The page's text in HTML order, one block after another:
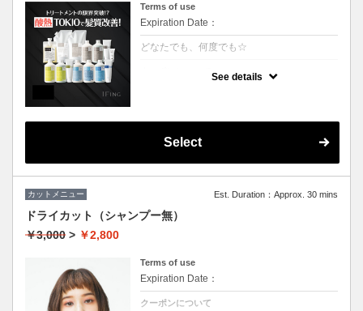
Terms of use
Expiration Date：
どなたでも、何度でも☆
りを治すことができます。
See details
Select
カットメニュー Est. Duration：Approx. 30 mins
ドライカット（シャンプー無）
￥3,000 > ￥2,800
Terms of use
Expiration Date：
クーポンについて